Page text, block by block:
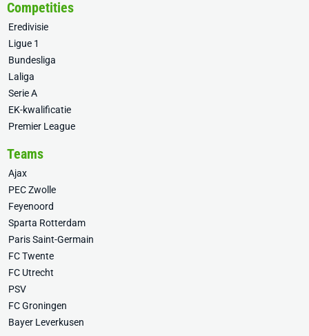
Competities
Eredivisie
Ligue 1
Bundesliga
Laliga
Serie A
EK-kwalificatie
Premier League
Teams
Ajax
PEC Zwolle
Feyenoord
Sparta Rotterdam
Paris Saint-Germain
FC Twente
FC Utrecht
PSV
FC Groningen
Bayer Leverkusen